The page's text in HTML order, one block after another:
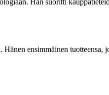
Hän suoritti
ensimmäinen tuotteensa,